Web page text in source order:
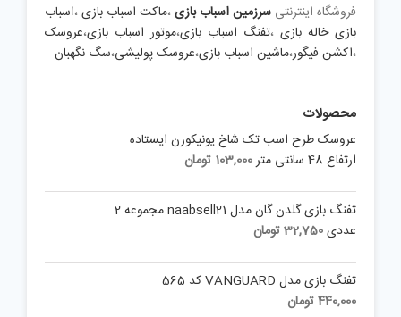
فروشگاه اینترنتی سرزمین اسباب بازی،ماکت اسباب بازی،اسباب
بازی خاله بازی ،تفنگ اسباب بازی،موتور اسباب بازی،عروسک
،اکشن فیگور،ماشین اسباب بازی،عروسک پولیشی،سگ نگهبان
محصولات
عروسک طرح اسب تک شاخ یونیکورن ایستاده
ارتفاع 48 سانتی متر
103,000 تومان
تفنگ بازی گلدن گان مدل naabsell21 مجموعه 2
عددی32,750تومان
تفنگ بازی مدل VANGUARD کد 565
440,000تومان